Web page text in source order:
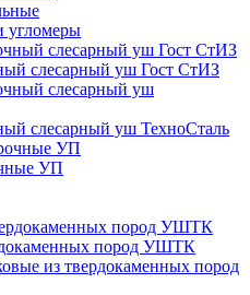
угломеры
слесарный уш Гост СтИЗ
слесарный уш ТехноСталь
УП
пород УШТК